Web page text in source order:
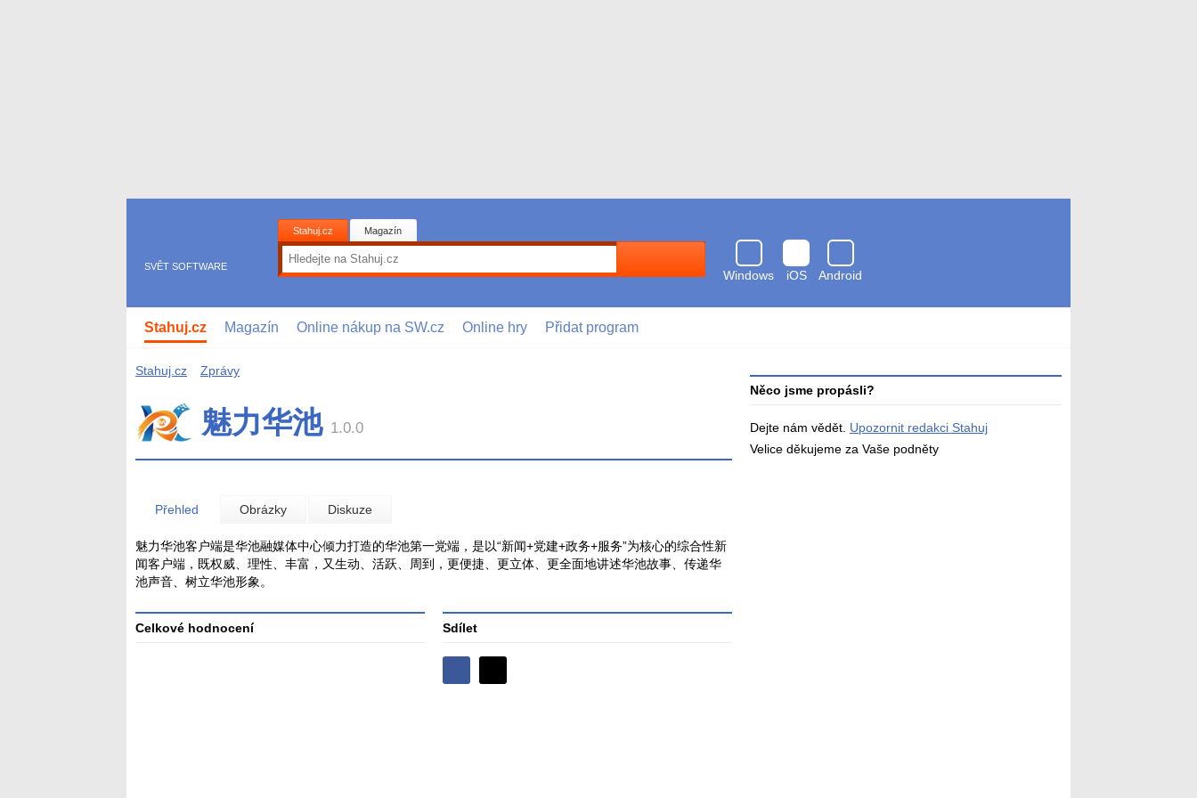
SVĚT SOFTWARE
Stahuj.cz Magazín
Windows
iOS
Android
antivirem
Stahuj.cz Magazín Online nákup na SW.cz Online hry Přidat program
Stahuj.cz Zprávy
魅力华池 1.0.0
Přehled Obrázky Diskuze
魅力华池客户端是华池融媒体中心倾力打造的华池第一党端，是以“新闻+党建+政务+服务”为核心的综合性新
闻客户端，既权威、理性、丰富，又生动、活跃、周到，更便捷、更立体、更全面地讲述华池故事、传递华
池声音、树立华池形象。
Celkové hodnocení Sdílet
Sdílejte
Něco jsme propásli?
Dejte nám vědět. Upozornit redakci Stahuj
Velice děkujeme za Vaše podněty